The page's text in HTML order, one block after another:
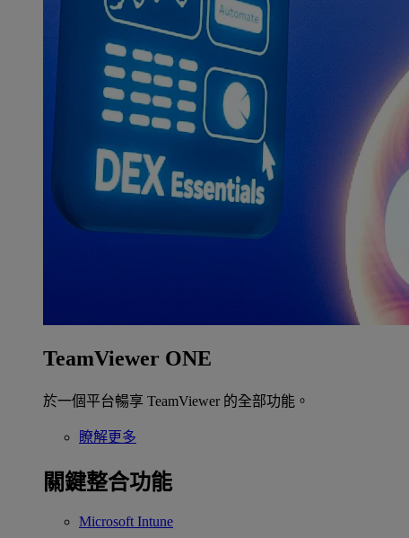
TeamViewer ONE
於一個平台暢享 TeamViewer 的全部功能。
瞭解更多
關鍵整合功能
Microsoft Intune